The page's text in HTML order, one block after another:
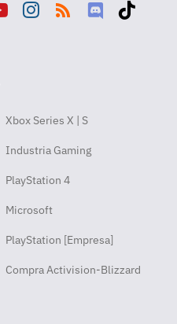
Xbox Series X | S
Industria Gaming
PlayStation 4
Microsoft
PlayStation [Empresa]
Compra Activision-Blizzard